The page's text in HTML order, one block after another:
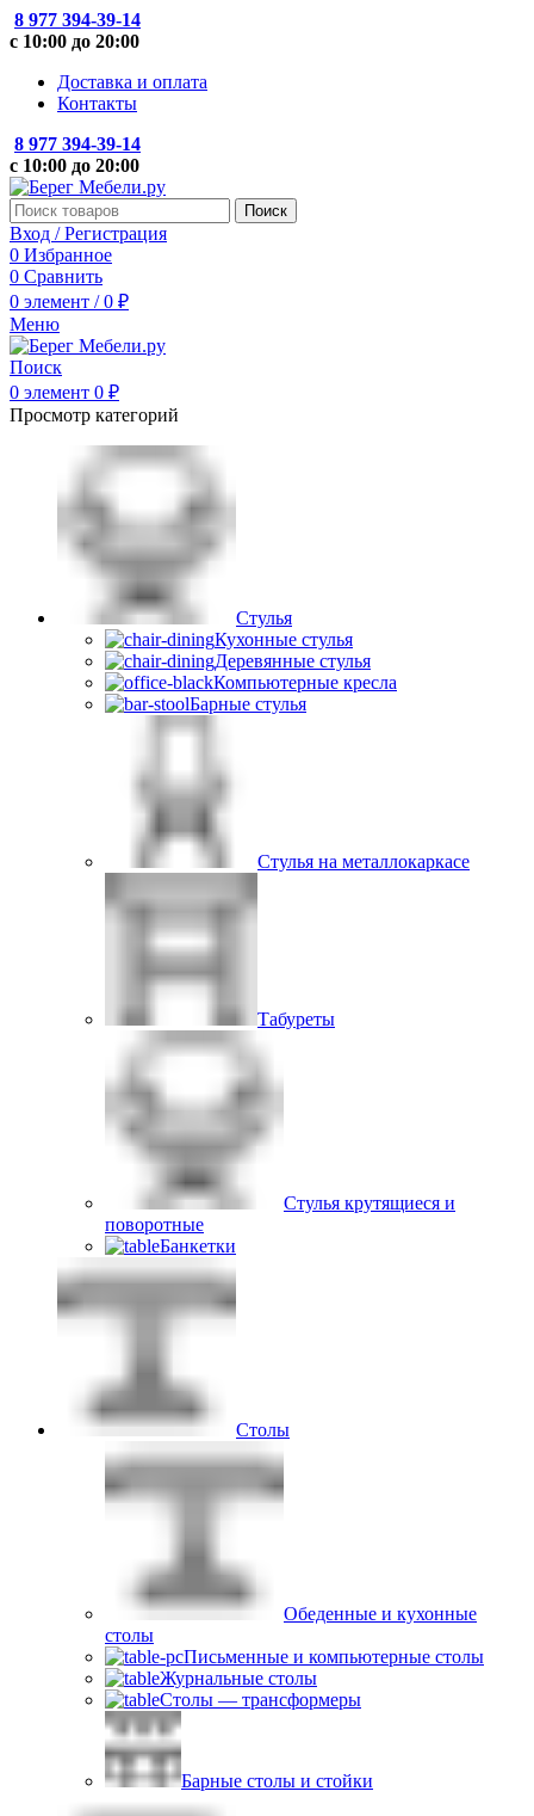
8 977 394-39-14
с 10:00 до 20:00
Доставка и оплата
Контакты
8 977 394-39-14
с 10:00 до 20:00
Поиск
Вход / Регистрация
0 Избранное
0 Сравнить
0 элемент / 0 ₽
Меню
Поиск
0 элемент 0 ₽
Просмотр категорий
Стулья
Кухонные стулья
Деревянные стулья
Компьютерные кресла
Барные стулья
Стулья на металлокаркасе
Табуреты
Стулья крутящиеся и
поворотные
Банкетки
Столы
Обеденные и кухонные
столы
Письменные и компьютерные столы
Журнальные столы
Столы — трансформеры
Барные столы и стойки